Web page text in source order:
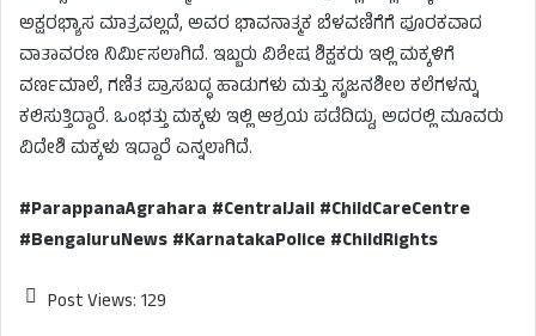
ಅಕ್ಷರಭ್ಯಾಸ ಮಾತ್ರವಲ್ಲದೆ, ಅವರ ಭಾವನಾತ್ಮಕ ಬೆಳವಣಿಗೆಗೆ ಪೂರಕವಾದ
ವಾತಾವರಣ ನಿರ್ಮಿಸಲಾಗಿದೆ. ಇಬ್ಬರು ವಿಶೇಷ ಶಿಕ್ಷಕರು ಇಲ್ಲಿ ಮಕ್ಕಳಿಗೆ
ವರ್ಣಮಾಲೆ, ಗಣಿತ ಪ್ರಾಸಬದ್ಧ ಹಾಡುಗಳು ಮತ್ತು ಸೃಜನಶೀಲ ಕಲೆಗಳನ್ನು
ಕಲಿಸುತ್ತಿದ್ದಾರೆ. ಒಂಭತ್ತು ಮಕ್ಕಳು ಇಲ್ಲಿ ಆಶ್ರಯ ಪಡೆದಿದ್ದು, ಅದರಲ್ಲಿ ಮೂವರು
ವಿದೇಶಿ ಮಕ್ಕಳು ಇದ್ದಾರೆ ಎನ್ನಲಾಗಿದೆ.
#ParappanaAgrahara #CentralJail #ChildCareCentre
#BengaluruNews #KarnatakaPolice #ChildRights
Post Views: 129